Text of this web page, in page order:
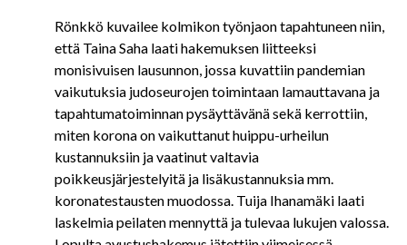
Rönkkö kuvailee kolmikon työnjaon tapahtuneen niin,
että Taina Saha laati hakemuksen liitteeksi
monisivuisen lausunnon, jossa kuvattiin pandemian
vaikutuksia judoseurojen toimintaan lamauttavana ja
tapahtumatoiminnan pysäyttävänä sekä kerrottiin,
miten korona on vaikuttanut huippu-urheilun
kustannuksiin ja vaatinut valtavia
poikkeusjärjestelyitä ja lisäkustannuksia mm.
koronatestausten muodossa. Tuija Ihanamäki laati
laskelmia peilaten mennyttä ja tulevaa lukujen valossa.